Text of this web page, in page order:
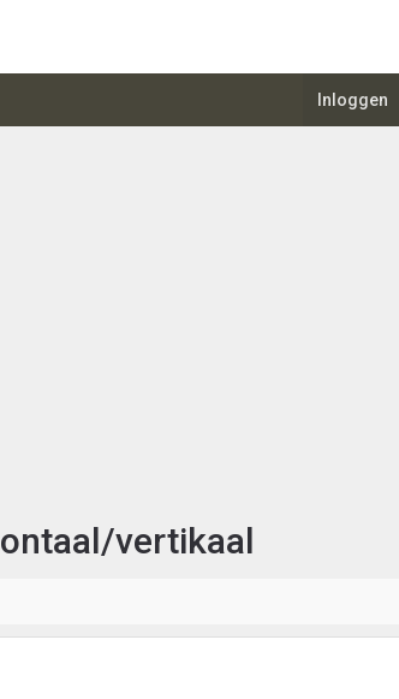
Inloggen
vertikaal